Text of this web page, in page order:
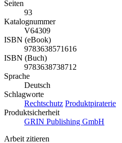
Seiten
93
Katalognummer
V64309
ISBN (eBook)
9783638571616
ISBN (Buch)
9783638738712
Sprache
Deutsch
Schlagworte
Rechtschutz Produktpiraterie
Produktsicherheit
GRIN Publishing GmbH
Arbeit zitieren